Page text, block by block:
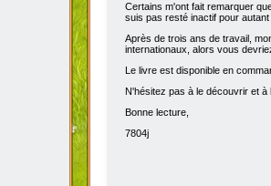
Certains m'ont fait remarquer
suis pas resté inactif pour
Après de trois ans de travail,
internationaux, alors vous
Le livre est disponible en
N'hésitez pas à le découvrir et
Bonne lecture,
7804j